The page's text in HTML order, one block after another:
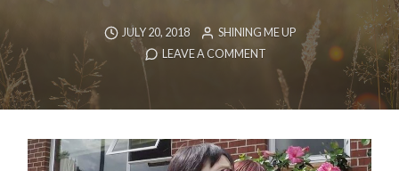
JULY 20, 2018
SHINING ME UP
LEAVE A COMMENT